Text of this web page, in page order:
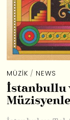
MÜZIK / NEWS
İstanbullu